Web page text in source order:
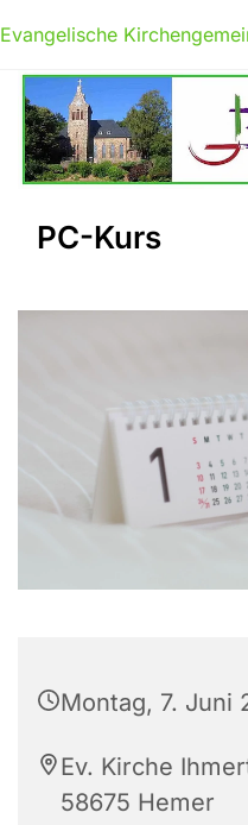
Evangelische
PC-Kurs
Montag, 7. Juni
Ev. Kirche
58675 Hemer